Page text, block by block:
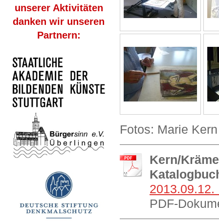
Fotos: Marie
Kern/
2013.09.12.
PDF-
unserer Aktivitäten
danken wir unseren
Partnern: